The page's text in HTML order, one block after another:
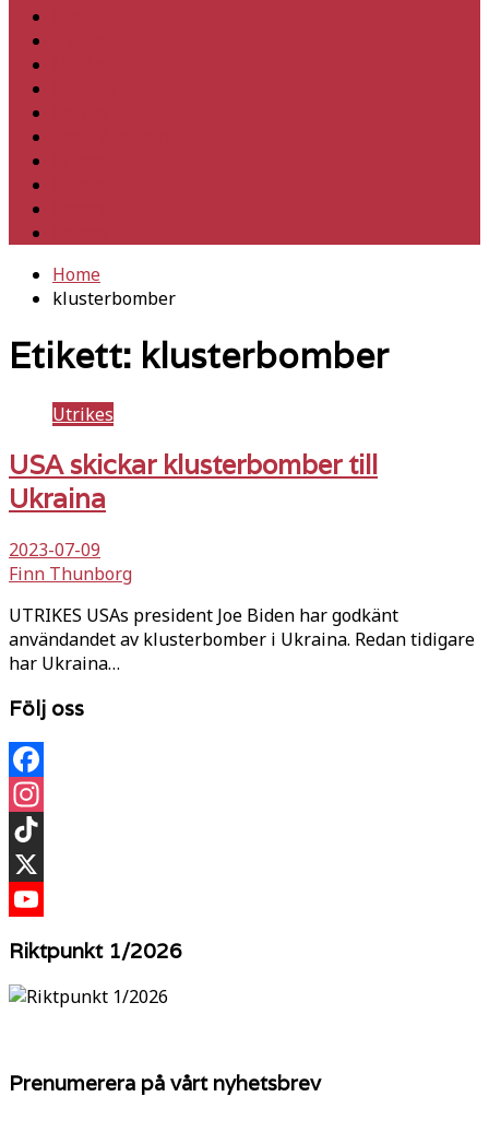
Home
klusterbomber
Etikett: klusterbomber
Utrikes
USA skickar klusterbomber till
Ukraina
2023-07-09
Finn Thunborg
UTRIKES USAs president Joe Biden har godkänt
användandet av klusterbomber i Ukraina. Redan tidigare
har Ukraina…
Följ oss
Facebook
Instagram
TikTok
X
Riktpunkt 1/2026
Prenumerera på vårt nyhetsbrev